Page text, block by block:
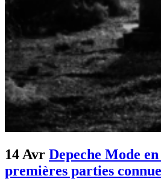
14 Avr Depeche Mode
premières parties